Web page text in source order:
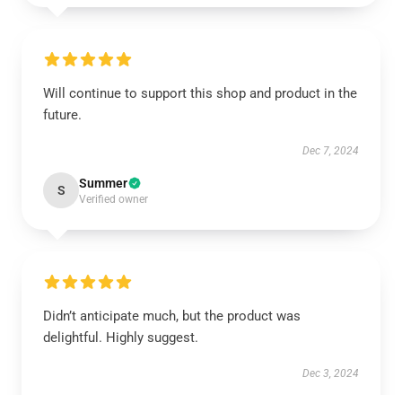
Will continue to support this shop and product in the
future.
Dec 7, 2024
S Summer
Verified owner
Didn’t anticipate much, but the product was
delightful. Highly suggest.
Dec 3, 2024